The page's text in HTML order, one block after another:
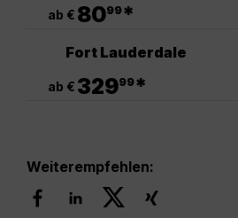
ab € 8099*
Fort Lauderdale
ab € 32999*
Weiterempfehlen: